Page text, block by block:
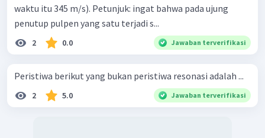
waktu itu 345 m/s). Petunjuk: ingat bahwa pada ujung
penutup pulpen yang satu terjadi s...
2 0.0 Jawaban terverifikasi
Peristiwa berikut yang bukan peristiwa resonasi adalah ...
2 5.0 Jawaban terverifikasi